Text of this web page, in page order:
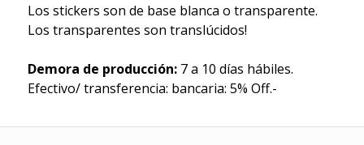
Los stickers son de base blanca o transparente.
Los transparentes son translúcidos!
Demora de producción:7 a 10 días hábiles.
Efectivo/ transferencia: bancaria: 5% Off.-